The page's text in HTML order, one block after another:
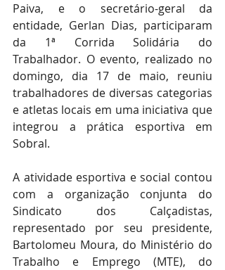
Paiva, e o secretário-geral da
entidade, Gerlan Dias, participaram
da 1ª Corrida Solidária do
Trabalhador. O evento, realizado no
domingo, dia 17 de maio, reuniu
trabalhadores de diversas categorias
e atletas locais em uma iniciativa que
integrou a prática esportiva em
Sobral.
A atividade esportiva e social contou
com a organização conjunta do
Sindicato dos Calçadistas,
representado por seu presidente,
Bartolomeu Moura, do Ministério do
Trabalho e Emprego (MTE), do